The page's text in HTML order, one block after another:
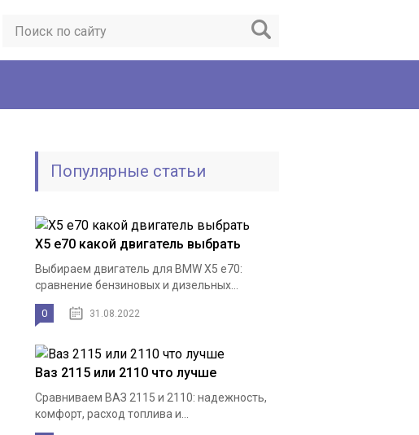
Популярные статьи
X5 e70 какой двигатель выбрать
Выбираем двигатель для BMW X5 e70:
сравнение бензиновых и дизельных...
0 31.08.2022
Ваз 2115 или 2110 что лучше
Сравниваем ВАЗ 2115 и 2110: надежность,
комфорт, расход топлива и...